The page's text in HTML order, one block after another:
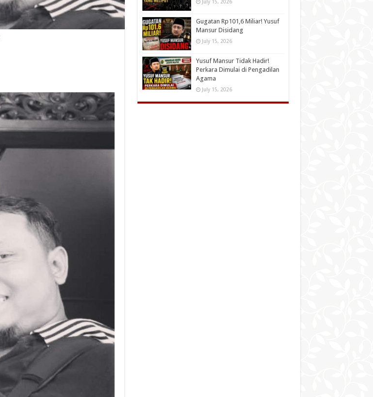
July 15, 2026
Gugatan Rp101,6 Miliar! Yusuf
Mansur Disidang
July 15, 2026
Yusuf Mansur Tidak Hadir!
Perkara Dimulai di Pengadilan
Agama
July 15, 2026